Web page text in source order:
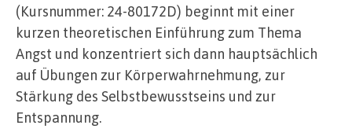
(Kursnummer: 24-80172D) beginnt mit einer
kurzen theoretischen Einführung zum Thema
Angst und konzentriert sich dann hauptsächlich
auf Übungen zur Körperwahrnehmung, zur
Stärkung des Selbstbewusstseins und zur
Entspannung.